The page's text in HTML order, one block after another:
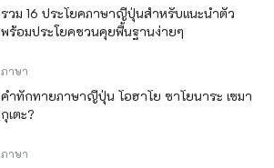
รวม 16 ประโยคภาษาญี่ปุ่นสำหรับแนะนำตัว
พร้อมประโยคชวนคุยพื้นฐานง่ายๆ
ภาษา
คำทักทายภาษาญี่ปุ่น โอฮาโย ซาโยนาระ เซมา
กุเตะ?
ภาษา